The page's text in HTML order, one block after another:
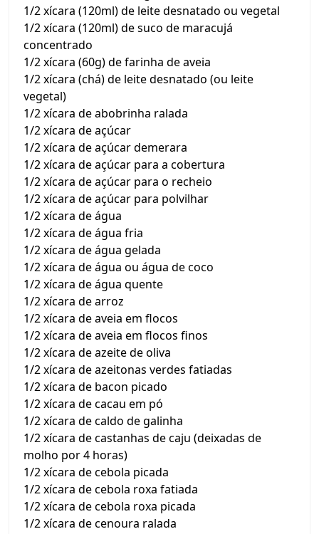
1/2 xícara (120ml) de leite desnatado ou vegetal
1/2 xícara (120ml) de suco de maracujá
concentrado
1/2 xícara (60g) de farinha de aveia
1/2 xícara (chá) de leite desnatado (ou leite
vegetal)
1/2 xícara de abobrinha ralada
1/2 xícara de açúcar
1/2 xícara de açúcar demerara
1/2 xícara de açúcar para a cobertura
1/2 xícara de açúcar para o recheio
1/2 xícara de açúcar para polvilhar
1/2 xícara de água
1/2 xícara de água fria
1/2 xícara de água gelada
1/2 xícara de água ou água de coco
1/2 xícara de água quente
1/2 xícara de arroz
1/2 xícara de aveia em flocos
1/2 xícara de aveia em flocos finos
1/2 xícara de azeite de oliva
1/2 xícara de azeitonas verdes fatiadas
1/2 xícara de bacon picado
1/2 xícara de cacau em pó
1/2 xícara de caldo de galinha
1/2 xícara de castanhas de caju (deixadas de
molho por 4 horas)
1/2 xícara de cebola picada
1/2 xícara de cebola roxa fatiada
1/2 xícara de cebola roxa picada
1/2 xícara de cenoura ralada